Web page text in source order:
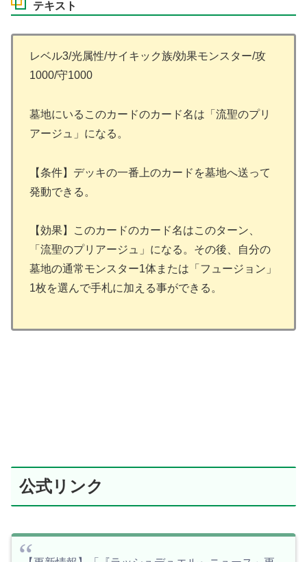
テキスト
レベル3/光属性/サイキック族/効果モンスター/攻
1000/守1000
墓地にいるこのカードのカード名は「流聖のプリ
アージュ」になる。
【条件】デッキの一番上のカードを墓地へ送って
発動できる。
【効果】このカードのカード名はこのターン、
「流聖のプリアージュ」になる。その後、自分の
墓地の通常モンスター1体または「フュージョン」
1枚を選んで手札に加える事ができる。
公式リンク